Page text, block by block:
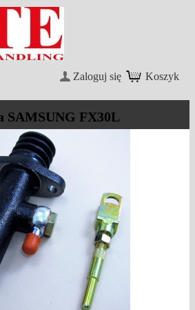
Koszyk
Zaloguj się
SAMSUNG FX30L